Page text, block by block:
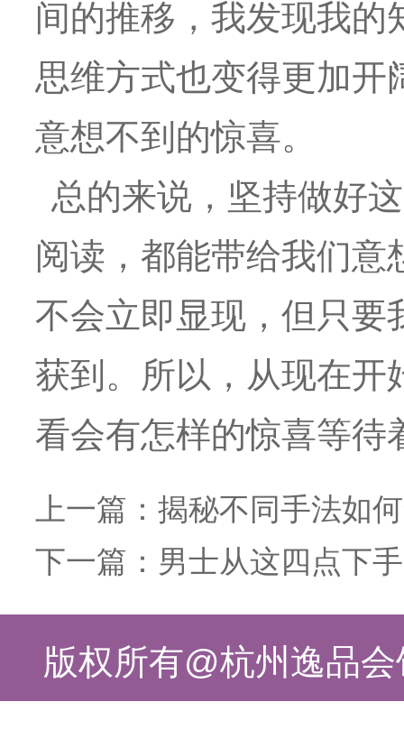
间的推移，我发现我
思维方式也变得更加开
意想不到的惊喜。
总的来说，坚持做好
阅读，都能带给我们
不会立即显现，但只要
获到。所以，从现在开
看会有怎样的惊喜等待
上一篇：揭秘不同手法如
下一篇： 男士从这四点下
版权所有@杭州逸品